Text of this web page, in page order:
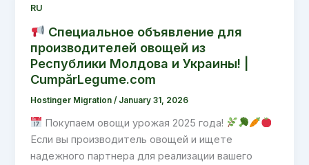
RU
Специальное объявление для
производителей овощей из
Республики Молдова и Украины! |
CumpărLegume.com
Hostinger Migration/ January 31, 2026
Покупаем овощи урожая 2025 года!
Если вы производитель овощей и ищете
надежного партнера для реализации вашего